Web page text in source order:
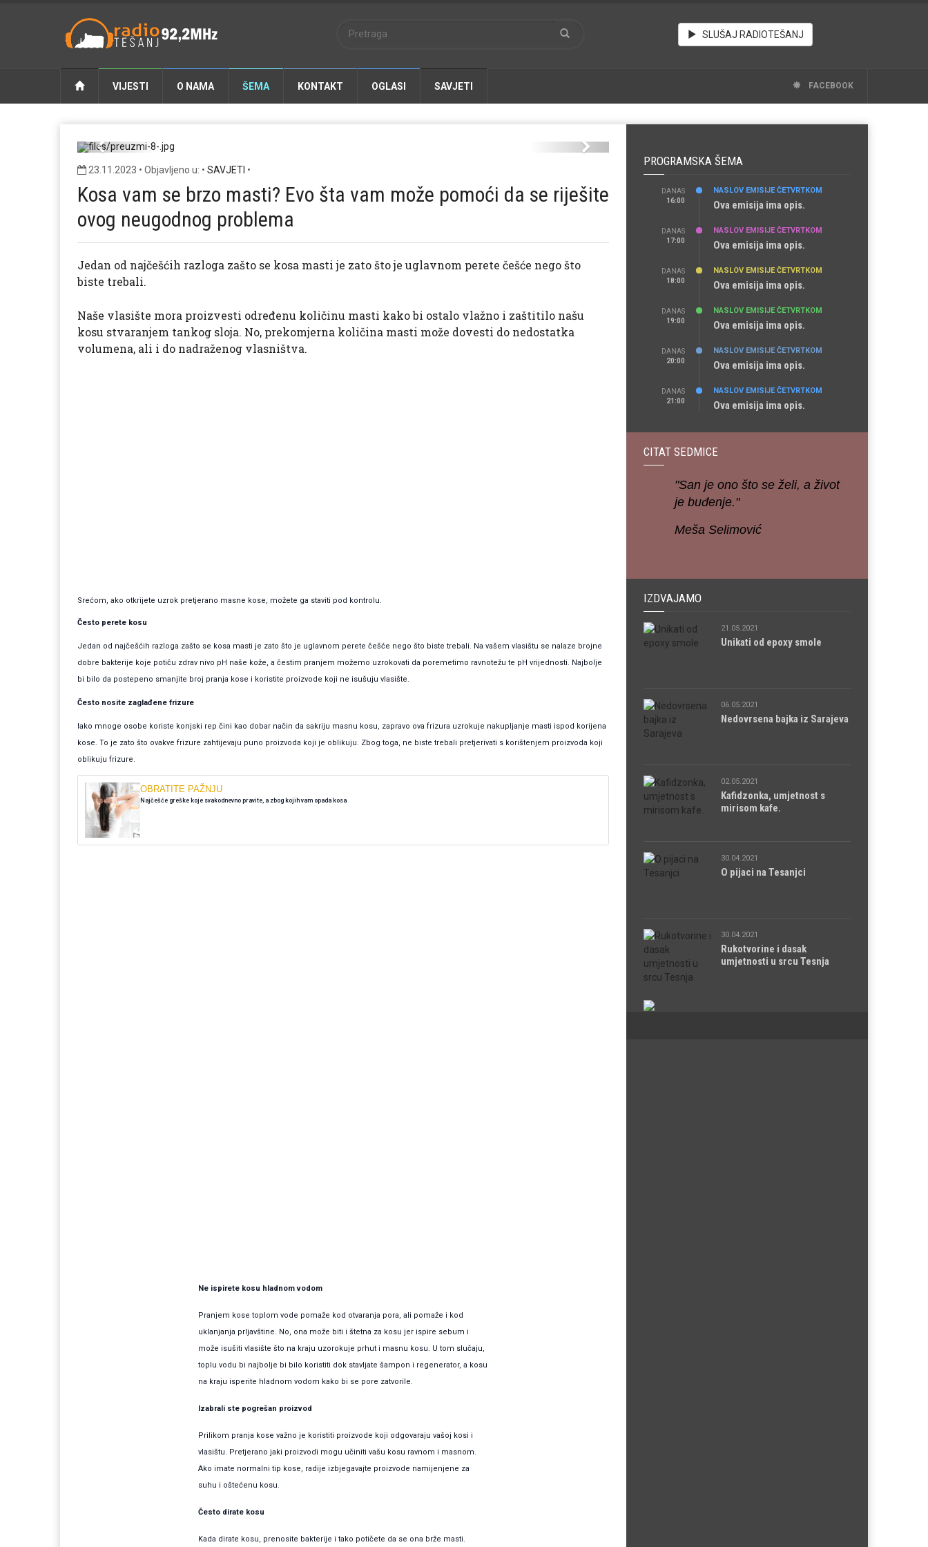
SLUŠAJ RADIOTEŠANJ
VIJESTI O NAMA ŠEMA KONTAKT OGLASI SAVJETI FACEBOOK
Previous Next
23.11.2023 • Objavljeno u: • SAVJETI •
Kosa vam se brzo masti? Evo šta vam može pomoći da se riješite
ovog neugodnog problema
Jedan od najčešćih razloga zašto se kosa masti je zato što je uglavnom perete češće nego što
biste trebali.
Naše vlasište mora proizvesti određenu količinu masti kako bi ostalo vlažno i zaštitilo našu
kosu stvaranjem tankog sloja. No, prekomjerna količina masti može dovesti do nedostatka
volumena, ali i do nadraženog vlasništva.
Srećom, ako otkrijete uzrok pretjerano masne kose, možete ga staviti pod kontrolu.
Često perete kosu
Jedan od najčešćih razloga zašto se kosa masti je zato što je uglavnom perete češće nego što biste trebali. Na vašem vlasištu se nalaze brojne
dobre bakterije koje potiču zdrav nivo pH naše kože, a čestim pranjem možemo uzrokovati da poremetimo ravnotežu te pH vrijednosti. Najbolje
bi bilo da postepeno smanjite broj pranja kose i koristite proizvode koji ne isušuju vlasište.
Često nosite zaglađene frizure
Iako mnoge osobe koriste konjski rep čini kao dobar način da sakriju masnu kosu, zapravo ova frizura uzrokuje nakupljanje masti ispod korijena
kose. To je zato što ovakve frizure zahtijevaju puno proizvoda koji je oblikuju. Zbog toga, ne biste trebali pretjerivati s korištenjem proizvoda koji
oblikuju frizure.
OBRATITE PAŽNJU
Najčešće greške koje svakodnevno pravite, a zbog kojih vam opada kosa
Ne ispirete kosu hladnom vodom
Pranjem kose toplom vode pomaže kod otvaranja pora, ali pomaže i kod
uklanjanja prljavštine. No, ona može biti i štetna za kosu jer ispire sebum i
može isušiti vlasište što na kraju uzorokuje prhut i masnu kosu. U tom slučaju,
toplu vodu bi najbolje bi bilo koristiti dok stavljate šampon i regenerator, a kosu
na kraju isperite hladnom vodom kako bi se pore zatvorile.
Izabrali ste pogrešan proizvod
Prilikom pranja kose važno je koristiti proizvode koji odgovaraju vašoj kosi i
vlasištu. Pretjerano jaki proizvodi mogu učiniti vašu kosu ravnom i masnom.
Ako imate normalni tip kose, radije izbjegavajte proizvode namijenjene za
suhu i oštećenu kosu.
Često dirate kosu
Kada dirate kosu, prenosite bakterije i tako potičete da se ona brže masti.
PROGRAMSKA ŠEMA
DANAS
16:00
NASLOV EMISIJE ČETVRTKOM
Ova emisija ima opis.
DANAS
17:00
NASLOV EMISIJE ČETVRTKOM
Ova emisija ima opis.
DANAS
18:00
NASLOV EMISIJE ČETVRTKOM
Ova emisija ima opis.
DANAS
19:00
NASLOV EMISIJE ČETVRTKOM
Ova emisija ima opis.
DANAS
20:00
NASLOV EMISIJE ČETVRTKOM
Ova emisija ima opis.
DANAS
21:00
NASLOV EMISIJE ČETVRTKOM
Ova emisija ima opis.
CITAT SEDMICE
"San je ono što se želi, a život
je buđenje."
Meša Selimović
IZDVAJAMO
21.05.2021
Unikati od epoxy smole
06.05.2021
Nedovrsena bajka iz Sarajeva
02.05.2021
Kafidzonka, umjetnost s
mirisom kafe.
30.04.2021
O pijaci na Tesanjci
30.04.2021
Rukotvorine i dasak
umjetnosti u srcu Tesnja